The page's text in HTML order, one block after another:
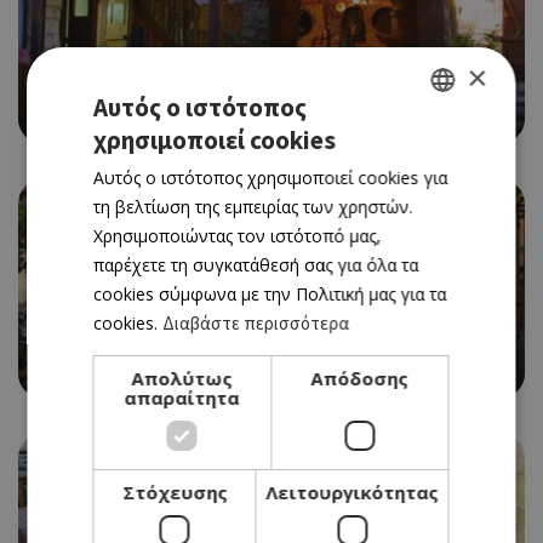
AYIA ANNA TAVERN
ΠΑΡΑΔΟΣΙΑΚΗ ΤΑΒΕΡΝΑ
ENGLISH
×
Αυτός ο ιστότοπος
χρησιμοποιεί cookies
Αυτός ο ιστότοπος χρησιμοποιεί cookies για
τη βελτίωση της εμπειρίας των χρηστών.
Χρησιμοποιώντας τον ιστότοπό μας,
παρέχετε τη συγκατάθεσή σας για όλα τα
cookies σύμφωνα με την Πολιτική μας για τα
cookies. Διαβάστε περισσότερα
Απολύτως
απαραίτητα
Απόδοσης
Στόχευσης Λειτουργικότητας